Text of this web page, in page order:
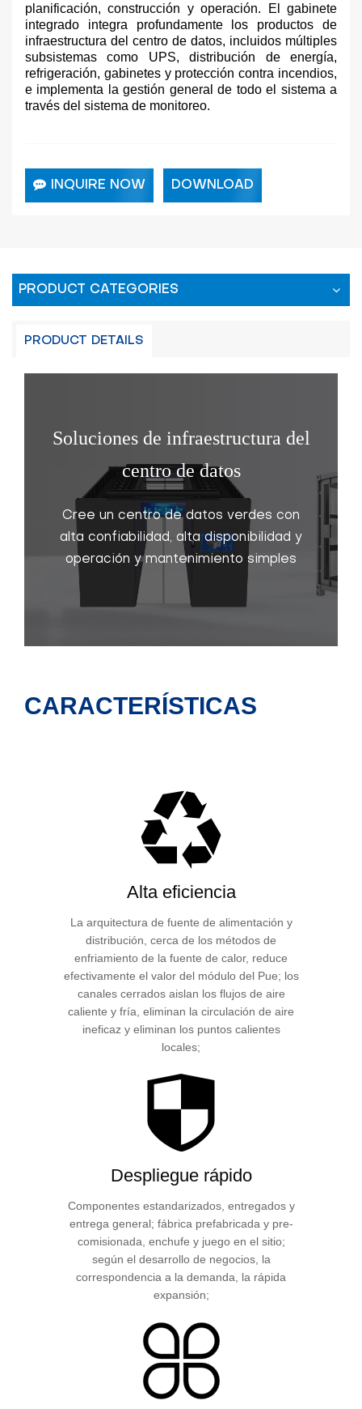
planificación, construcción y operación. El gabinete
integrado integra profundamente los productos de
infraestructura del centro de datos, incluidos múltiples
subsistemas como UPS, distribución de energía,
refrigeración, gabinetes y protección contra incendios,
e implementa la gestión general de todo el sistema a
través del sistema de monitoreo.
INQUIRE NOW DOWNLOAD
PRODUCT CATEGORIES
PRODUCT DETAILS
Soluciones de infraestructura del
centro de datos
Cree un centro de datos verdes con
alta confiabilidad, alta disponibilidad y
operación y mantenimiento simples
CARACTERÍSTICAS
Alta eficiencia
La arquitectura de fuente de alimentación y
distribución, cerca de los métodos de
enfriamiento de la fuente de calor, reduce
efectivamente el valor del módulo del Pue; los
canales cerrados aislan los flujos de aire
caliente y fría, eliminan la circulación de aire
ineficaz y eliminan los puntos calientes
locales;
Despliegue rápido
Componentes estandarizados, entregados y
entrega general; fábrica prefabricada y pre-
comisionada, enchufe y juego en el sitio;
según el desarrollo de negocios, la
correspondencia a la demanda, la rápida
expansión;